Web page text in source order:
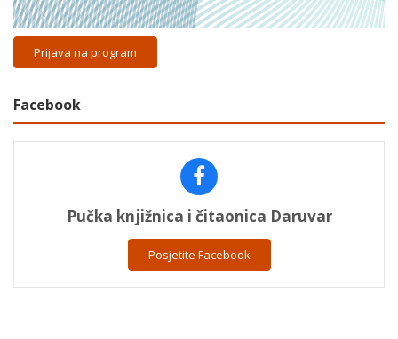
Prijava na program
Facebook
Pučka knjižnica i čitaonica Daruvar
Posjetite Facebook